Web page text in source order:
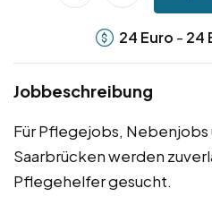
24 Euro - 24
Jobbeschreibung
Für Pflegejobs, Nebenjobs
Saarbrücken werden
Pflegehelfer gesucht.